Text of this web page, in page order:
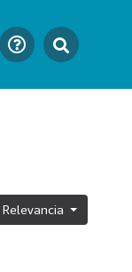
Relevancia